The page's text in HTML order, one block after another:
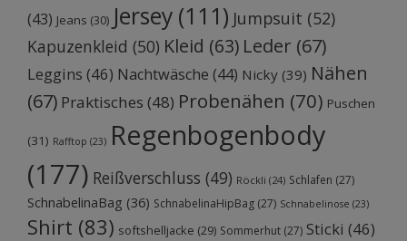
(43) Jeans (30) Jersey (111) Jumpsuit (52)
Kapuzenkleid (50) Kleid (63) Leder (67)
Leggins (46) Nachtwäsche (44) Nicky (39) Nähen
(67) Praktisches (48) Probenähen (70) Puschen
(31) Rafftop (23) Regenbogenbody
(177) Reißverschluss (49) Röckli (24) Schlafen (27)
SchnabelinaBag (36) SchnabelinaHipBag (27) Schnabelinose (23)
Shirt (83) softshelljacke (29) Sommerhut (27) Sticki (46)